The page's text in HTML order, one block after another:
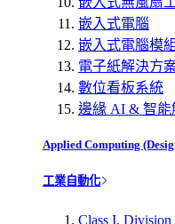
嵌入式電腦
嵌入式電腦模組
電子紙解決方
數位看板系統
邊緣 AI & 智能
Applied Computing
工業自動化
Class I,